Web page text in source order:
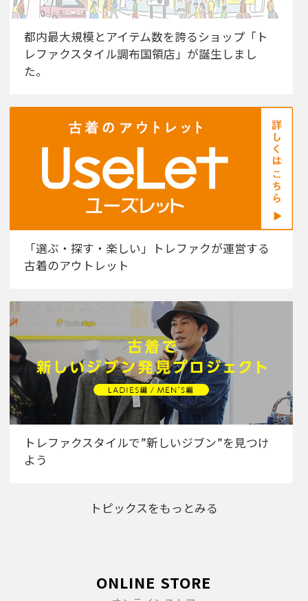
都内最大規模とアイテム数を誇るショップ「ト
レファクスタイル調布国領店」が誕生しまし
た。
「選ぶ・探す・楽しい」トレファクが運営する
古着のアウトレット
トレファクスタイルで”新しいジブン”を見つけ
よう
トピックスをもっとみる
ONLINE STORE